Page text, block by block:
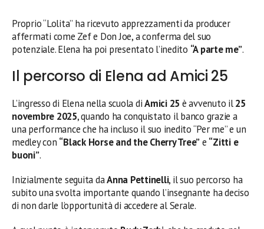
Proprio “Lolita” ha ricevuto apprezzamenti da producer
affermati come Zef e Don Joe, a conferma del suo
potenziale. Elena ha poi presentato l’inedito “A parte me”.
Il percorso di Elena ad Amici 25
L’ingresso di Elena nella scuola diAmici 25 è avvenuto il25
novembre 2025, quando ha conquistato il banco grazie a
una performance che ha incluso il suo inedito “Per me” e un
medley con “Black Horse and the Cherry Tree”e “Zitti e
buoni”.
Inizialmente seguita daAnna Pettinelli, il suo percorso ha
subito una svolta importante quando l’insegnante ha deciso
di non darle l’opportunità di accedere al Serale.